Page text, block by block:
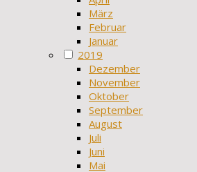
März
Februar
Januar
2019
Dezember
November
Oktober
September
August
Juli
Juni
Mai